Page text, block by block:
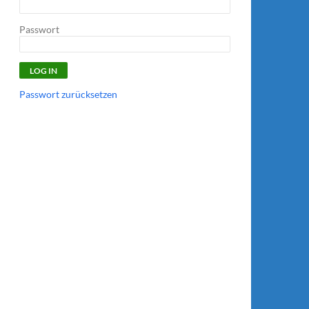
Passwort
Passwort zurücksetzen